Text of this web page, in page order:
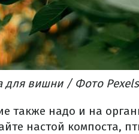
для вишни / Фото Pexels
также надо и на
настой компоста,